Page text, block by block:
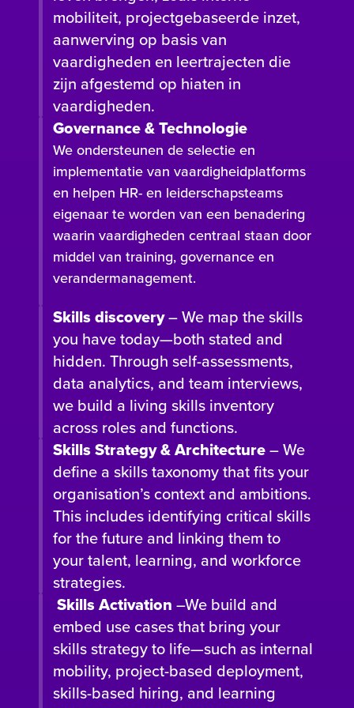
mobiliteit, projectgebaseerde inzet,
aanwerving op basis van
vaardigheden en leertrajecten die
zijn afgestemd op hiaten in
vaardigheden.
Governance & Technologie
We ondersteunen de selectie en
implementatie van vaardigheidplatforms
en helpen HR- en leiderschapsteams
eigenaar te worden van een benadering
waarin vaardigheden centraal staan door
middel van training, governance en
verandermanagement.
Skills discovery– We map the skills
you have today—both stated and
hidden. Through self-assessments,
data analytics, and team interviews,
we build a living skills inventory
across roles and functions.
Skills Strategy & Architecture– We
define a skills taxonomy that fits your
organisation’s context and ambitions.
This includes identifying critical skills
for the future and linking them to
your talent, learning, and workforce
strategies.
Skills Activation –We build and
embed use cases that bring your
skills strategy to life—such as internal
mobility, project-based deployment,
skills-based hiring, and learning